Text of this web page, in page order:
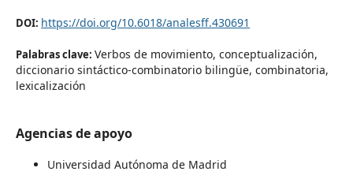
DOI: https://doi.org/10.6018/analesff.430691
Palabras clave: Verbos de movimiento, conceptualización,
diccionario sintáctico-combinatorio bilingüe, combinatoria,
lexicalización
Agencias de apoyo
Universidad Autónoma de Madrid